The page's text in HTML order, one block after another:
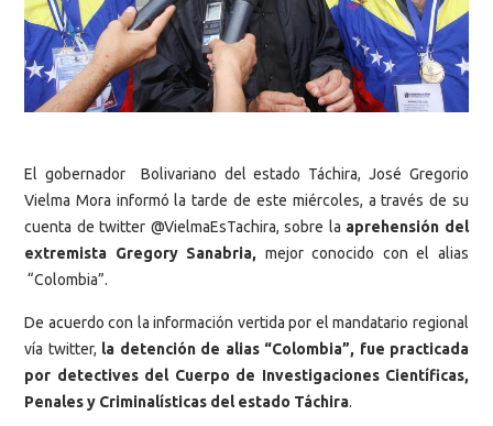
El gobernador Bolivariano del estado Táchira, José Gregorio
Vielma Mora informó la tarde de este miércoles, a través de su
cuenta de twitter @VielmaEsTachira, sobre la aprehensión del
extremista Gregory Sanabria, mejor conocido con el alias
“Colombia”.
De acuerdo con la información vertida por el mandatario regional
vía twitter, la detención de alias “Colombia”, fue practicada
por detectives del Cuerpo de Investigaciones Científicas,
Penales y Criminalísticas del estado Táchira.